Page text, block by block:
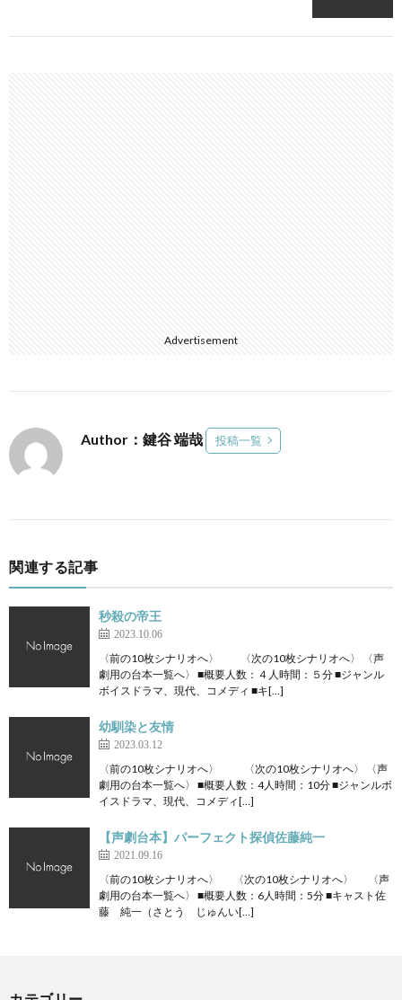
Advertisement
Author：鍵谷 端哉 投稿一覧
関連する記事
秒殺の帝王
2023.10.06
〈前の10枚シナリオへ〉 〈次の10枚シナリオへ〉 〈声
劇用の台本一覧へ〉 ■概要人数：４人時間：５分 ■ジャンル
ボイスドラマ、現代、コメディ ■キ[…]
幼馴染と友情
2023.03.12
〈前の10枚シナリオへ〉 〈次の10枚シナリオへ〉 〈声
劇用の台本一覧へ〉 ■概要人数：4人時間：10分 ■ジャンルボ
イスドラマ、現代、コメディ[…]
【声劇台本】パーフェクト探偵佐藤純一
2021.09.16
〈前の10枚シナリオへ〉 〈次の10枚シナリオへ〉 〈声
劇用の台本一覧へ〉 ■概要人数：6人時間：5分 ■キャスト佐
藤 純一（さとう じゅんい[…]